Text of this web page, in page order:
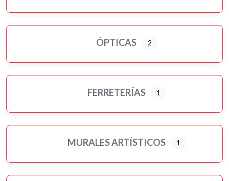
ÓPTICAS 2
FERRETERÍAS 1
MURALES ARTÍSTICOS 1